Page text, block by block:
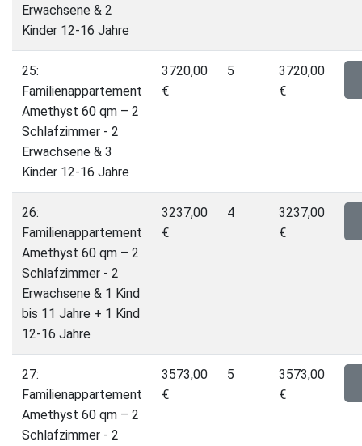
Erwachsene & 2
Kinder 12-16 Jahre
25:
Familienappartement
Amethyst 60 qm – 2
Schlafzimmer - 2
Erwachsene & 3
Kinder 12-16 Jahre
3720,00
€
5
3720,00
€
26:
Familienappartement
Amethyst 60 qm – 2
Schlafzimmer - 2
Erwachsene & 1 Kind
bis 11 Jahre + 1 Kind
12-16 Jahre
3237,00
€
4
3237,00
€
27:
Familienappartement
Amethyst 60 qm – 2
Schlafzimmer - 2
3573,00
€
5
3573,00
€